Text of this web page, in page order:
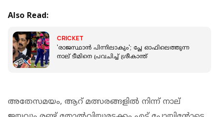
Also Read:
CRICKET
'രാജസ്ഥാൻ പിന്നിലാകും'; പ്ലേ ഓഫിലെത്തുന്ന
നാല് ടീമിനെ പ്രവചിച്ച് ശ്രീകാന്ത്
അതേസമയം, ആറ് മത്സരങ്ങളില്‍ നിന്ന് നാല്